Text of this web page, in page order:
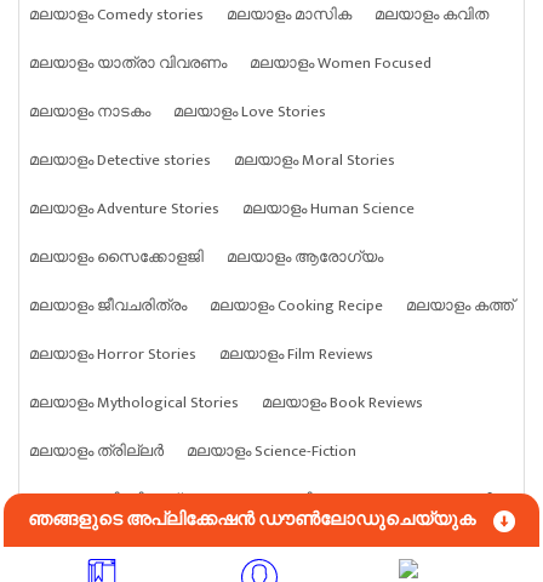
മലയാളം Comedy stories
മലയാളം മാസിക
മലയാളം കവിത
മലയാളം യാത്രാ വിവരണം
മലയാളം Women Focused
മലയാളം നാടകം
മലയാളം Love Stories
മലയാളം Detective stories
മലയാളം Moral Stories
മലയാളം Adventure Stories
മലയാളം Human Science
മലയാളം സൈക്കോളജി
മലയാളം ആരോഗ്യം
മലയാളം ജീവചരിത്രം
മലയാളം Cooking Recipe
മലയാളം കത്ത്
മലയാളം Horror Stories
മലയാളം Film Reviews
മലയാളം Mythological Stories
മലയാളം Book Reviews
മലയാളം ത്രില്ലർ
മലയാളം Science-Fiction
മലയാളം ബിസിനസ്സ്
മലയാളം കായികം
മലയാളം മൃഗങ്ങൾ
മലയാളം ജ്യോതിഷം
മലയാളം ശാസ്ത്രം മലയാളം എന്തും
ഞങ്ങളുടെ അപ്ലിക്കേഷൻ ഡൗൺലോഡുചെയ്യുക